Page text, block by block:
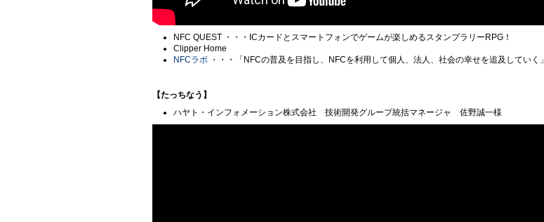
NFC QUEST ・・・ICカードとスマートフォンでゲームが楽しめるスタンプラリーRPG！
Clipper Home
NFCラボ ・・・「NFCの普及を目指し、NFCを利用して個人、法人、社会の幸せを追及していく」
【たっちなう】
ハヤト・インフォメーション株式会社 技術開発グループ統括マネージャ 佐野誠一様